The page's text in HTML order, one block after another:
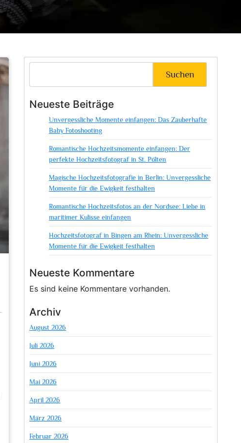
Suchen
Neueste Beiträge
Unvergessliche Momente einfangen: Das Zauberhafte
Baby Fotoshooting
Romantische Hochzeitsmomente einfangen: Der
perfekte Hochzeitsfotograf in St. Pölten
Magische Hochzeitsfotografie in Berlin: Unvergessliche
Momente für die Ewigkeit festhalten
Romantische Hochzeitsfotos an der Nordsee: Liebe in
maritimer Kulisse einfangen
Hochzeitsfotograf in Bingen am Rhein: Unvergessliche
Momente für die Ewigkeit festhalten
Neueste Kommentare
Es sind keine Kommentare vorhanden.
Archiv
August 2026
Juli 2026
Juni 2026
Mai 2026
April 2026
März 2026
Februar 2026